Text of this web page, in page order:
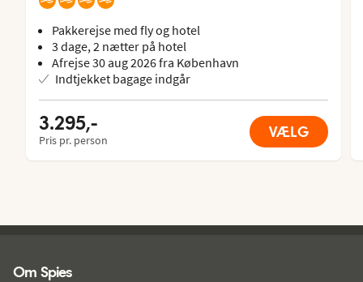
Pakkerejse med fly og hotel
3 dage, 2 nætter på hotel
Afrejse 30 aug 2026 fra København
Indtjekket bagage indgår
3.295,-
Pris pr. person VÆLG
Om Spies